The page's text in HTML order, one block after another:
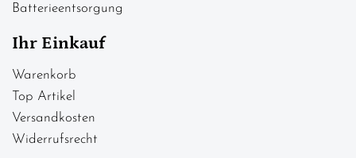
Batterieentsorgung
Ihr Einkauf
Warenkorb
Top Artikel
Versandkosten
Widerrufsrecht